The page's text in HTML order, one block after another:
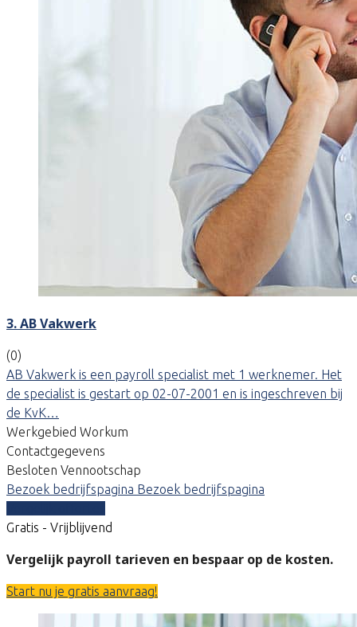
3. AB Vakwerk
(0)
AB Vakwerk is een payroll specialist met 1 werknemer. Het
de specialist is gestart op 02-07-2001 en is ingeschreven bij
de KvK…
Werkgebied Workum
Contactgegevens
Besloten Vennootschap
Bezoek bedrijfspagina Bezoek bedrijfspagina
Gratis - Vrijblijvend
Vergelijk payroll tarieven en bespaar op de kosten.
Start nu je gratis aanvraag!